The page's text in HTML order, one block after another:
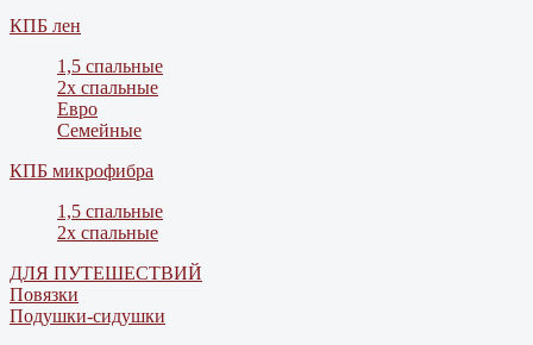
КПБ лен
1,5 спальные
2х спальные
Евро
Семейные
КПБ микрофибра
1,5 спальные
2х спальные
ДЛЯ ПУТЕШЕСТВИЙ
Повязки
Подушки-сидушки